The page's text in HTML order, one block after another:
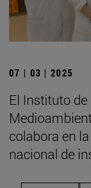
07 | 03 | 2025
El Instituto
colabora en
nacional de